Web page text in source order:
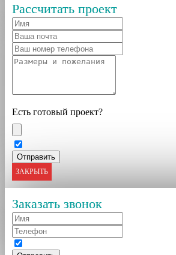
Рассчитать проект
Есть готовый проект?
ЗАКРЫТЬ
Заказать звонок